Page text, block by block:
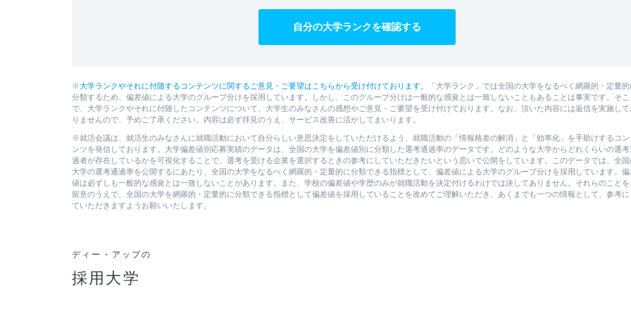
自分の大学ランクを確認する
※大学ランクやそれに付随するコンテンツに関するご意見・ご要望はこちらから受け付けております。
「大学ランク」では全国の大学をなるべく網羅的・定量的
分類するため、偏差値による大学のグループ分けを採用しています。しかし、このグループ分けは一般的な感覚とは一致しないこともあることは事実です。そこ
で、大学ランクやそれに付随したコンテンツについて、大学生のみなさんの感想やご意見・ご要望を受け付けております。なお、頂いた内容には返信を実施して
りませんので、予めご了承ください。内容は必ず拝見のうえ、サービス改善に活かしてまいります。
※就活会議は、就活生のみなさんに就職活動において自分らしい意思決定をしていただけるよう、就職活動の「情報格差の解消」と「効率化」を手助けするコン
ンツを発信しております。大学偏差値別応募実績のデータは、全国の大学を偏差値別に分類した選考通過率のデータです。どのような大学からどれくらいの選考
過者が存在しているかを可視化することで、選考を受ける企業を選択するときの参考にしていただきたいという思いで公開をしています。このデータでは、全国
大学の選考通過率を公開するにあたり、全国の大学をなるべく網羅的・定量的に分類できる指標として、偏差値による大学のグループ分けを採用しています。偏
値は必ずしも一般的な感覚とは一致しないことがあります。また、学校の偏差値や学歴のみが就職活動を決定付けるわけでは決してありません。それらのことを
留意のうえで、全国の大学を網羅的・定量的に分類できる指標として偏差値を採用していることを改めてご理解いただき、あくまでも一つの情報として、参考に
ていただきますようお願いいたします。
ディー・アップの
採用大学